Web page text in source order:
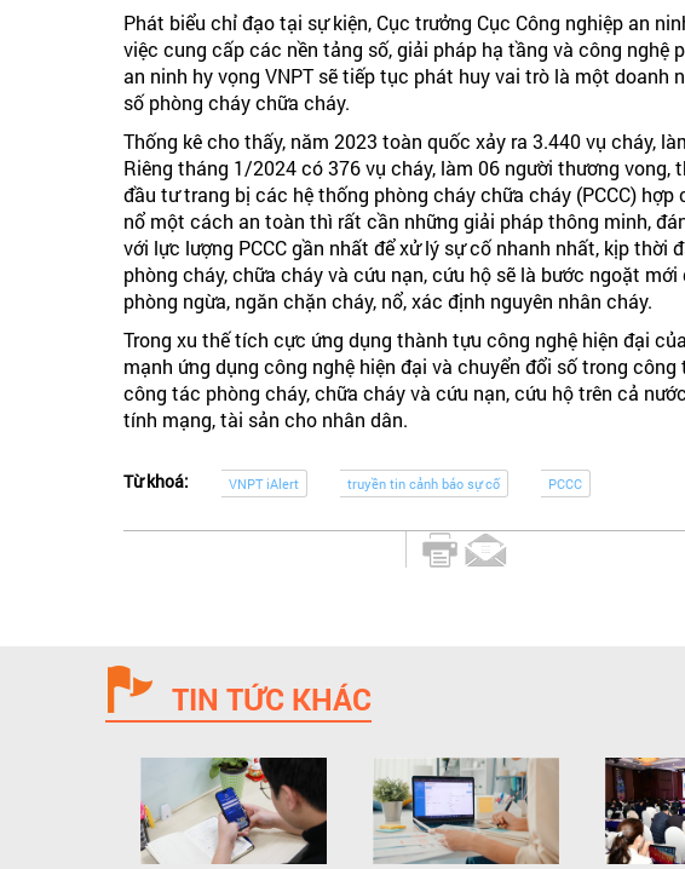
Phát biểu chỉ đạo tại sự kiện, Cục trưởng Cục Công nghiệp an
việc cung cấp các nền tảng số, giải pháp hạ tầng và công nghệ
an ninh hy vọng VNPT sẽ tiếp tục phát huy vai trò là một
số phòng cháy chữa cháy.
Thống kê cho thấy, năm 2023 toàn quốc xảy ra 3.440 vụ cháy,
Riêng tháng 1/2024 có 376 vụ cháy, làm 06 người thương
đầu tư trang bị các hệ thống phòng cháy chữa cháy (PCCC)
nổ một cách an toàn thì rất cần những giải pháp thông minh,
với lực lượng PCCC gần nhất để xử lý sự cố nhanh nhất, kịp
phòng cháy, chữa cháy và cứu nạn, cứu hộ sẽ là bước ngoặt
phòng ngừa, ngăn chặn cháy, nổ, xác định nguyên nhân cháy.
Trong xu thế tích cực ứng dụng thành tựu công nghệ hiện đại
mạnh ứng dụng công nghệ hiện đại và chuyển đổi số trong
công tác phòng cháy, chữa cháy và cứu nạn, cứu hộ trên cả
tính mạng, tài sản cho nhân dân.
Từ khoá: VNPT iAlert truyền tin cảnh báo sự cố PCCC
TIN TỨC KHÁC